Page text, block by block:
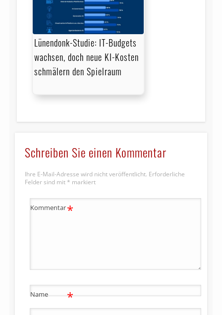
Lünendonk-Studie: IT-Budgets
wachsen, doch neue KI-Kosten
schmälern den Spielraum
Schreiben Sie einen Kommentar
Ihre E-Mail-Adresse wird nicht veröffentlicht. Erforderliche
Felder sind mit * markiert
Kommentar*
Name *